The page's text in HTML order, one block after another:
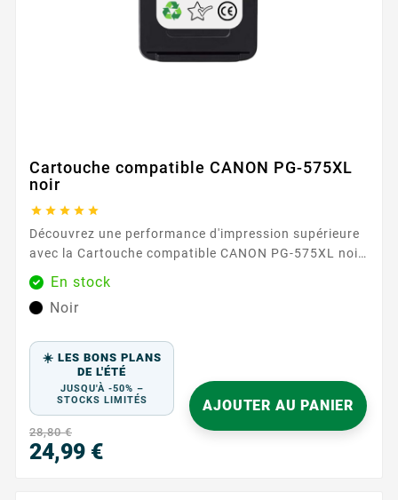
Cartouche compatible CANON PG-575XL
noir
    
Découvrez une performance d'impression supérieure
avec la Cartouche compatible CANON PG-575XL noir
, conçue pour répondre à tous vos besoins
d'impression avec une qualité et une efficacité
exceptionnelles. Cette cartouche d'encre haute
professionnel, garantissant un texte net et clair ainsi
que des tons noirs riches sur chaque...
En stock
Noir
☀️ LES BONS PLANS
DE L'ÉTÉ
JUSQU'À -50% –
STOCKS LIMITÉS
28,80 €
24,99 €
AJOUTER AU PANIER